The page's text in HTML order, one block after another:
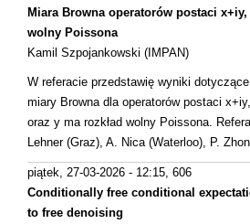
Miara Browna operatorów postaci x+iy,
wolny Poissona
Kamil Szpojankowski (IMPAN)
W referacie przedstawię wyniki
miary Browna dla operatorów postaci
oraz y ma rozkład wolny Poissona.
Lehner (Graz), A. Nica (Waterloo), P.
piątek, 27-03-2026 - 12:15 , 606
Conditionally free conditional
to free denoising